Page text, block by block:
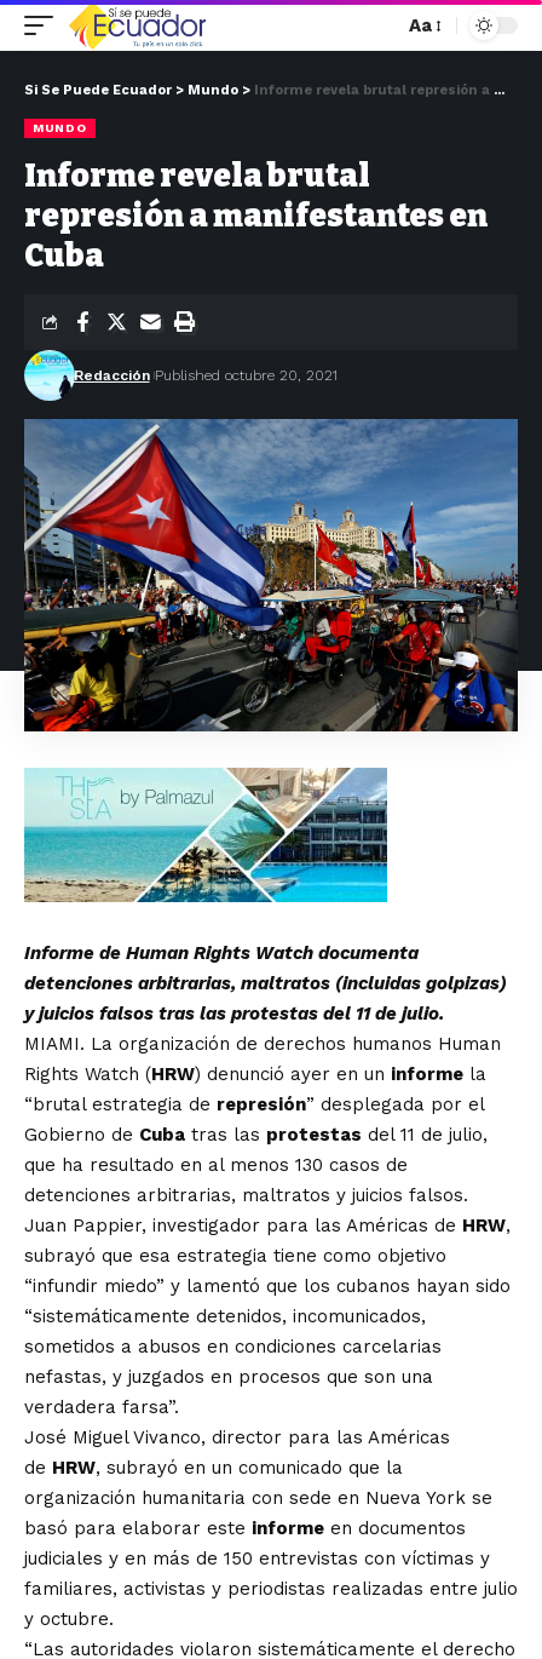
Aa
Si Se Puede Ecuador > Mundo > Informe revela brutal represión a manifestantes en Cuba
MUNDO
Informe revela brutal
represión a manifestantes en
Cuba
Redacción Published octubre 20, 2021
Informe de Human Rights Watch documenta
detenciones arbitrarias, maltratos (incluidas golpizas)
y juicios falsos tras las protestas del 11 de julio.
MIAMI. La organización de derechos humanos Human
Rights Watch (HRW) denunció ayer en un informe la
“brutal estrategia de represión” desplegada por el
Gobierno de Cuba tras las protestas del 11 de julio,
que ha resultado en al menos 130 casos de
detenciones arbitrarias, maltratos y juicios falsos.
Juan Pappier, investigador para las Américas de HRW,
subrayó que esa estrategia tiene como objetivo
“infundir miedo” y lamentó que los cubanos hayan sido
“sistemáticamente detenidos, incomunicados,
sometidos a abusos en condiciones carcelarias
nefastas, y juzgados en procesos que son una
verdadera farsa”.
José Miguel Vivanco, director para las Américas
de HRW, subrayó en un comunicado que la
organización humanitaria con sede en Nueva York se
basó para elaborar este informe en documentos
judiciales y en más de 150 entrevistas con víctimas y
familiares, activistas y periodistas realizadas entre julio
y octubre.
“Las autoridades violaron sistemáticamente el derecho